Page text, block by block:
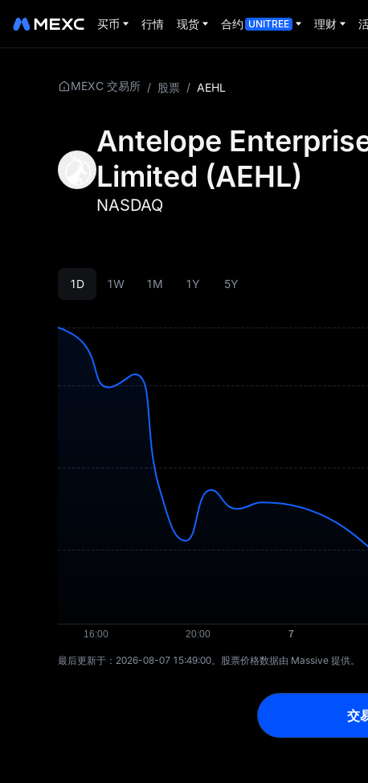
买币 行情 现货 合约 UNITREE 理财
MEXC 交易所 / 股票 / AEHL
Antelope
Limited (AEHL)
NASDAQ
1D 1W 1M 1Y 5Y
最后更新于：⁦2026-08-07 15:49:00⁩。股票价格数据由 Massive 提供。
交